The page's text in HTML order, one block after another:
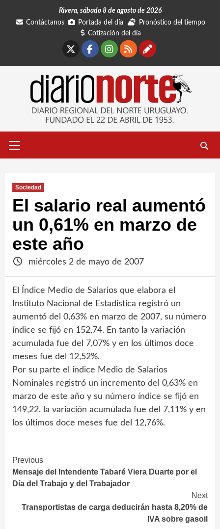
Rivera, sábado 8 de agosto de 2026
Contáctanos
Portada del día
Pronóstico del tiempo
Cotización del día
Facebook
Instagram
RSSContáctanos
primario
Sociedad
El salario real aumentó
un 0,61% en marzo de
este año
miércoles 2 de mayo de 2007
El Índice Medio de Salarios que elabora el
Instituto Nacional de Estadística registró un
aumentó del 0,63% en marzo de 2007, su número
índice se fijó en 152,74. En tanto la variación
acumulada fue del 7,07% y en los últimos doce
meses fue del 12,52%.
Por su parte el índice Medio de Salarios
Nominales registró un incremento del 0,63% en
marzo de este año y su número índice se fijó en
149,22. la variación acumulada fue del 7,11% y en
los últimos doce meses fue del 12,76%.
Continue
Reading
Previous
Mensaje del Intendente Tabaré Viera Duarte por el
Día del Trabajo y del Trabajador
Next
Transportistas de carga deducirán hasta 8,20% de
IVA sobre gasoil